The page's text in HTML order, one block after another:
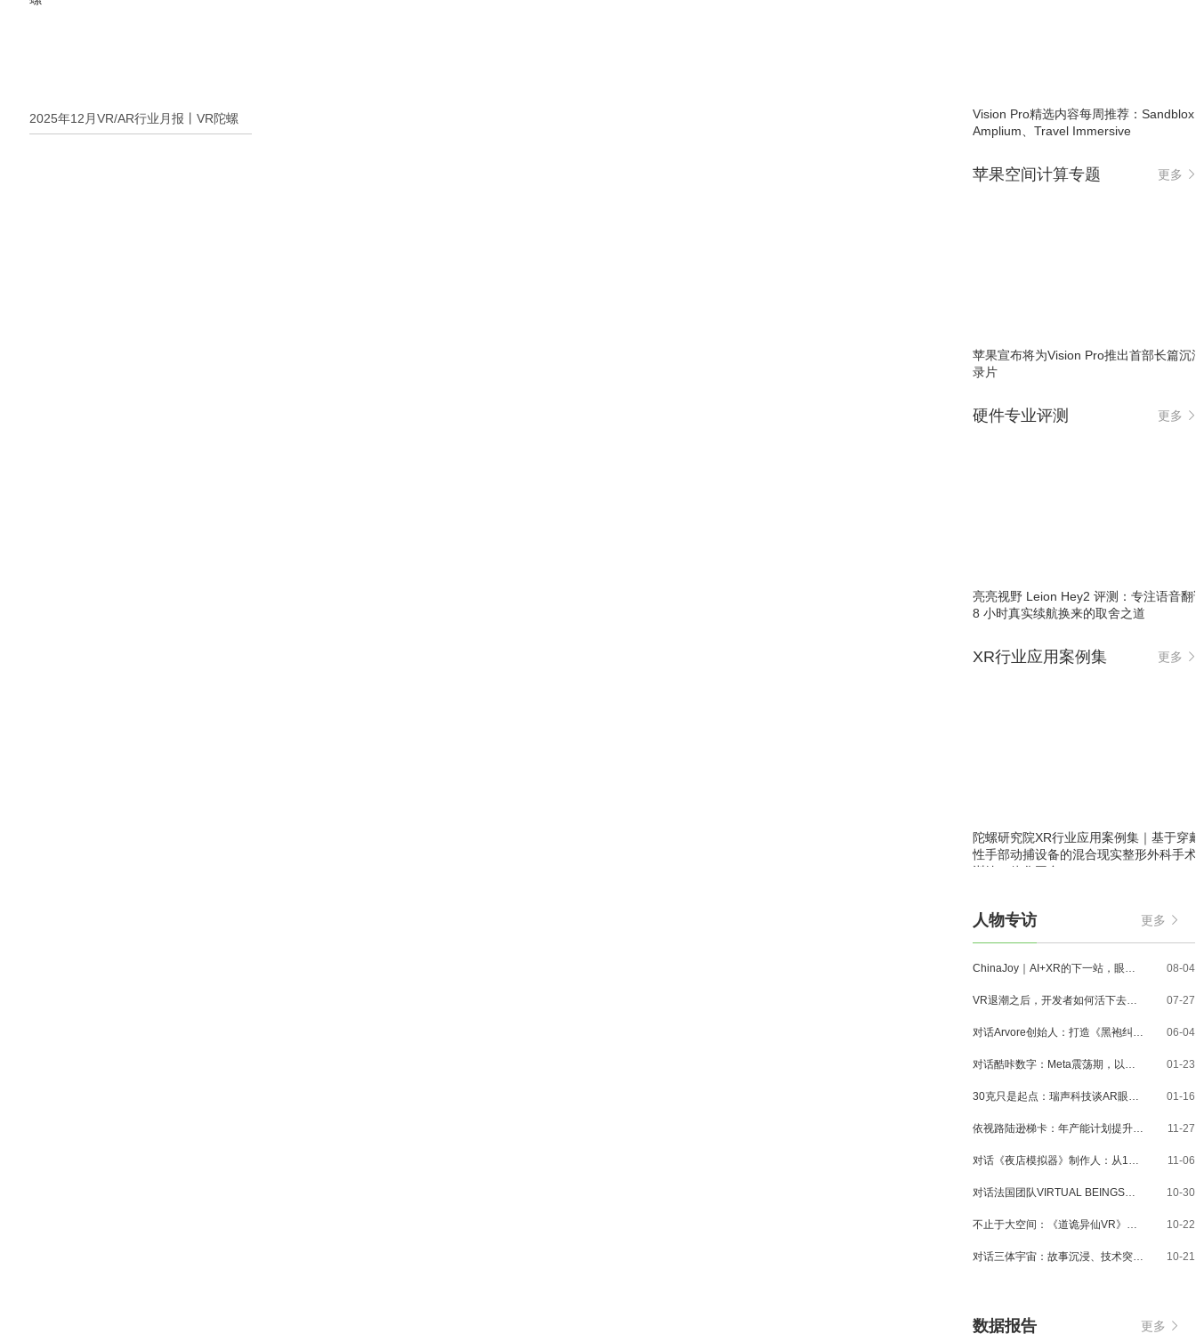
2025年12月VR/AR行业月报丨VR陀螺
Vision Pro精选内容每周推荐：
Amplium、Travel Immersive
苹果空间计算专题 更多
苹果宣布将为Vision Pro推出首部长篇沉
录片
硬件专业评测 更多
亮亮视野 Leion Hey2 评测：专注语音
8 小时真实续航换来的取舍之道
XR行业应用案例集 更多
陀螺研究院XR行业应用案例集｜基于穿
性手部动捕设备的混合现实整形外科手
训练一体化平台
人物专访 更多
ChinaJoy｜AI+XR的下一站，眼镜、MR与3D内容走到了哪里？ 08-04
VR退潮之后，开发者如何活下去？对话VR Games Showcase创始人Jamie Feltham 07-27
对话Arvore创始人：打造《黑袍纠察队》VR大作，巴西工作室冲刺3A与多平台布局 06-04
对话酷咔数字：Meta震荡期，以《Dread Meridian》向硬核玩家交出「付费体验」答卷 01-23
30克只是起点：瑞声科技谈AR眼镜的重量、功能与未来形态 01-16
依视路陆逊梯卡：年产能计划提升至2000万副，大量AI眼镜新品正在路上 11-27
对话《夜店模拟器》制作人：从1人开发，到50万下载的实战心得 11-06
对话法国团队VIRTUAL BEINGS：如何用「行为AI引擎」打造跨平台虚拟宠物？ 10-30
不止于大空间：《道诡异仙VR》如何用“实景置景”打通线下沉浸式闭环？ 10-22
对话三体宇宙：故事沉浸、技术突破和线下布局，科幻IP的VR自制之路 10-21
数据报告 更多